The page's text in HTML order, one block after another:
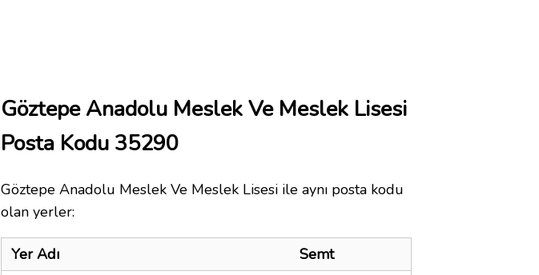
Göztepe Anadolu Meslek Ve Meslek Lisesi
Posta Kodu 35290
Göztepe Anadolu Meslek Ve Meslek Lisesi ile aynı posta kodu
olan yerler:
Yer Adı
Semt